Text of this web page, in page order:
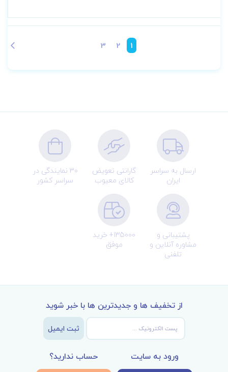
1
2
3
ارسال به سراسر
ایران
گارانتی تعویض
کالای معیوب
30 نمایندگی در
سراسر کشور
پشتیبانی و
مشاوره آنلاین و
تلفنی
135000+ خرید
موفق
از تخفیف ها و جدیدترین ها با خبر شوید
ثبت ایمیل
ورود به سایت حساب ندارید؟